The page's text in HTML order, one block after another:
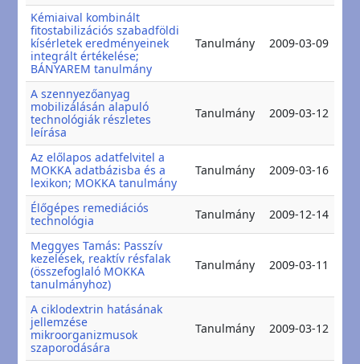
Kémiaival kombinált
fitostabilizációs szabadföldi
kísérletek eredményeinek
integrált értékelése;
BÁNYAREM tanulmány
Tanulmány 2009-03-09
A szennyezőanyag
mobilizálásán alapuló
technológiák részletes
leírása
Tanulmány 2009-03-12
Az előlapos adatfelvitel a
MOKKA adatbázisba és a
lexikon; MOKKA tanulmány
Tanulmány 2009-03-16
Élőgépes remediációs
technológia
Tanulmány 2009-12-14
Meggyes Tamás: Passzív
kezelések, reaktív résfalak
(összefoglaló MOKKA
tanulmányhoz)
Tanulmány 2009-03-11
A ciklodextrin hatásának
jellemzése
mikroorganizmusok
szaporodására
Tanulmány 2009-03-12